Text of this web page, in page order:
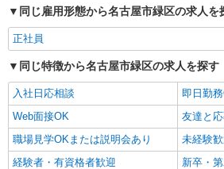
同じ雇用形態から名古屋市緑区の求人を
正社員
同じ特徴から名古屋市緑区の求人を探す
入社日応相談
即日勤
Web面接OK
友達と
職場見学OKまたは説明会あり
未経験
経験者・有資格者歓迎
新卒・